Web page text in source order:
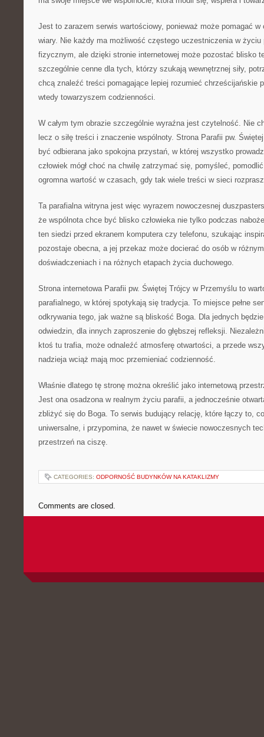
Jest to zarazem serwis wartościowy, ponieważ może pomagać w
wiary. Nie każdy ma możliwość częstego uczestniczenia w życiu
fizycznym, ale dzięki stronie internetowej może pozostać blisko
szczególnie cenne dla tych, którzy szukają wewnętrznej siły,
chcą znaleźć treści pomagające lepiej rozumieć chrześcijańskie
wtedy towarzyszem codzienności.
W całym tym obrazie szczególnie wyraźna jest czytelność. Nie
lecz o siłę treści i znaczenie wspólnoty. Strona Parafii pw.
być odbierana jako spokojna przystań, w której wszystko
człowiek mógł choć na chwilę zatrzymać się, pomyśleć,
ogromna wartość w czasach, gdy tak wiele treści w sieci
Ta parafialna witryna jest więc wyrazem nowoczesnej
że wspólnota chce być blisko człowieka nie tylko podczas
ten siedzi przed ekranem komputera czy telefonu, szukając
pozostaje obecna, a jej przekaz może docierać do osób w
doświadczeniach i na różnych etapach życia duchowego.
Strona internetowa Parafii pw. Świętej Trójcy w Przemyślu to
parafialnego, w której spotykają się tradycja. To miejsce pełne
odkrywania tego, jak ważne są bliskość Boga. Dla jednych
odwiedzin, dla innych zaproszenie do głębszej refleksji.
ktoś tu trafia, może odnaleźć atmosferę otwartości, a przede
nadzieja wciąż mają moc przemieniać codzienność.
Właśnie dlatego tę stronę można określić jako internetową
Jest ona osadzona w realnym życiu parafii, a jednocześnie
zbliżyć się do Boga. To serwis budujący relację, które łączy to,
uniwersalne, i przypomina, że nawet w świecie nowoczesnych
przestrzeń na ciszę.
CATEGORIES: ODPORNOŚĆ BUDYNKÓW NA KATAKLIZMY
Comments are closed.